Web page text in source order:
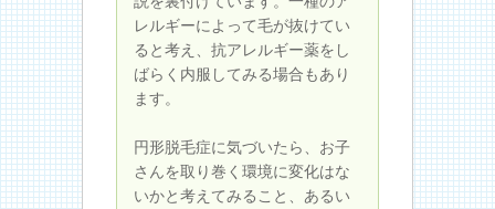
レルギーによって毛が抜けてい
ると考え、抗アレルギー薬をし
ばらく内服してみる場合もあり
ます。
円形脱毛症に気づいたら、お子
さんを取り巻く環境に変化はな
いかと考えてみること、あるい